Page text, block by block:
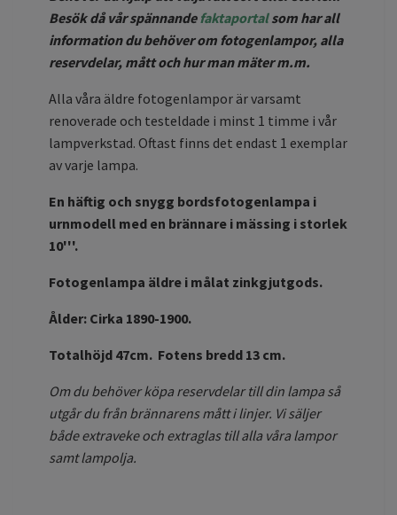
Besök då vår spännande faktaportalsom har all
information du behöver om fotogenlampor, alla
reservdelar, mått och hur man mäter m.m.
Alla våra äldre fotogenlampor är varsamt
renoverade och testeldade i minst 1 timme i vår
lampverkstad. Oftast finns det endast 1 exemplar
av varje lampa.
En häftig och snygg bordsfotogenlampa i
urnmodell med en brännare i mässing i storlek
10'''.
Fotogenlampa äldre i målat zinkgjutgods.
Ålder: Cirka 1890-1900.
Totalhöjd 47cm. Fotens bredd 13 cm.
Om du behöver köpa reservdelar till din lampa så
utgår du från brännarens mått i linjer. Vi säljer
både extraveke och extraglas till alla våra lampor
samt lampolja.